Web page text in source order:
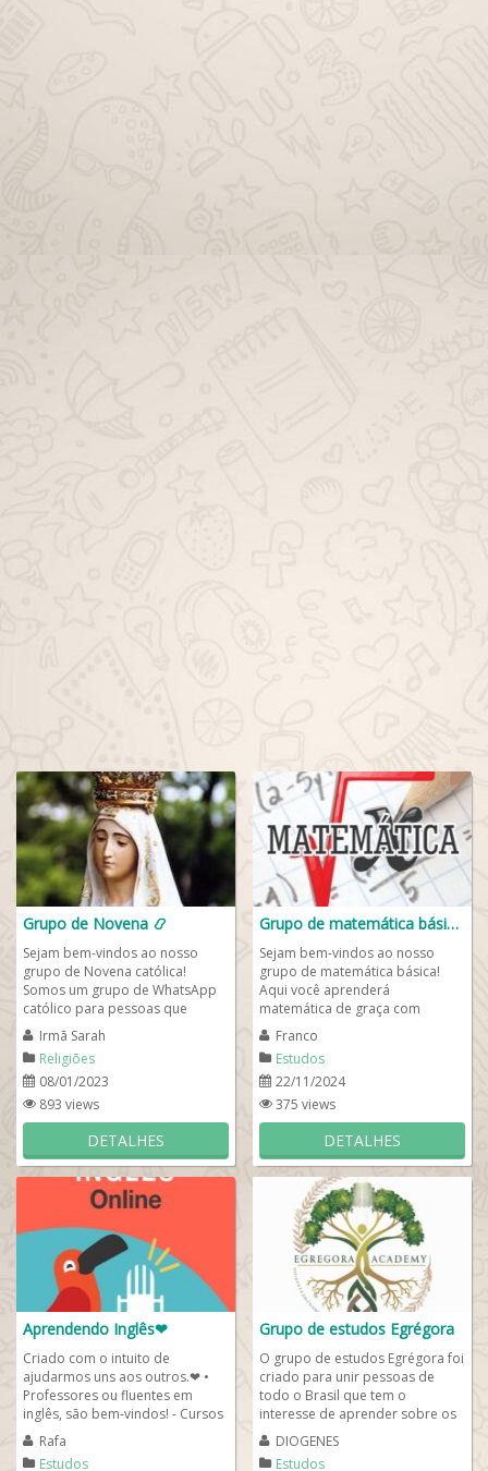
Grupo de Novena 📿
Sejam bem-vindos ao nosso
grupo de Novena católica!
Somos um grupo de WhatsApp
católico para pessoas que
desejam confraternizar com
outros irmãos católicos...
Irmã Sarah
Religiões
08/01/2023
893 views
DETALHES
Grupo de matemática básica 👨🏻‍🏫🧮
Sejam bem-vindos ao nosso
grupo de matemática básica!
Aqui você aprenderá
matemática de graça com
professores e alunos
universitários que gostam de...
Franco
Estudos
22/11/2024
375 views
DETALHES
Aprendendo Inglês❤
Criado com o intuito de
ajudarmos uns aos outros.❤ •
Professores ou fluentes em
inglês, são bem-vindos! - Cursos
de inglês grátis. - Dicas do dia...
Rafa
Estudos
Grupo de estudos Egrégora
O grupo de estudos Egrégora foi
criado para unir pessoas de
todo o Brasil que tem o
interesse de aprender sobre os
mistérios da humanidade desde
os...
DIOGENES
Estudos